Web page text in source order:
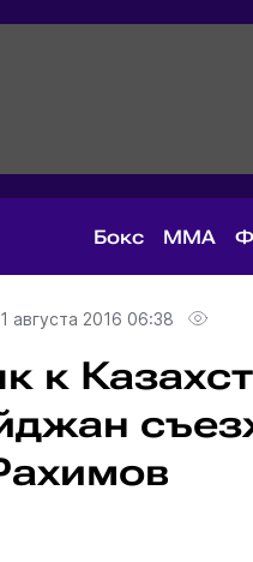
Бокс MMA
августа 2016 06:38
к